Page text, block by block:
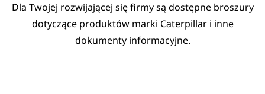
Dla Twojej rozwijającej się firmy są dostępne broszury
dotyczące produktów marki Caterpillar i inne
dokumenty informacyjne.